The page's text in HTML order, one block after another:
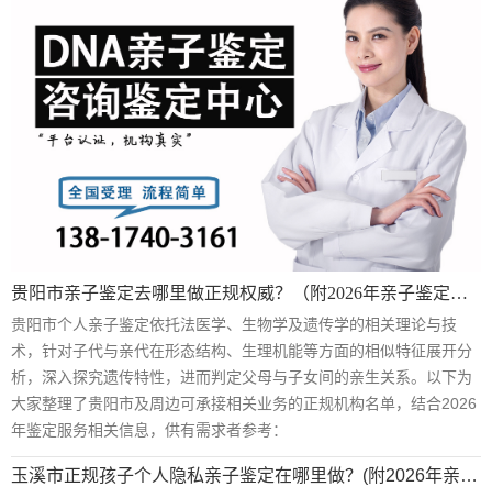
贵阳市亲子鉴定去哪里做正规权威？（附2026年亲子鉴定流程详细说明）
贵阳市个人亲子鉴定依托法医学、生物学及遗传学的相关理论与技
术，针对子代与亲代在形态结构、生理机能等方面的相似特征展开分
析，深入探究遗传特性，进而判定父母与子女间的亲生关系。以下为
大家整理了贵阳市及周边可承接相关业务的正规机构名单，结合2026
年鉴定服务相关信息，供有需求者参考：
玉溪市正规孩子个人隐私亲子鉴定在哪里做？(附2026年亲子鉴定地址)